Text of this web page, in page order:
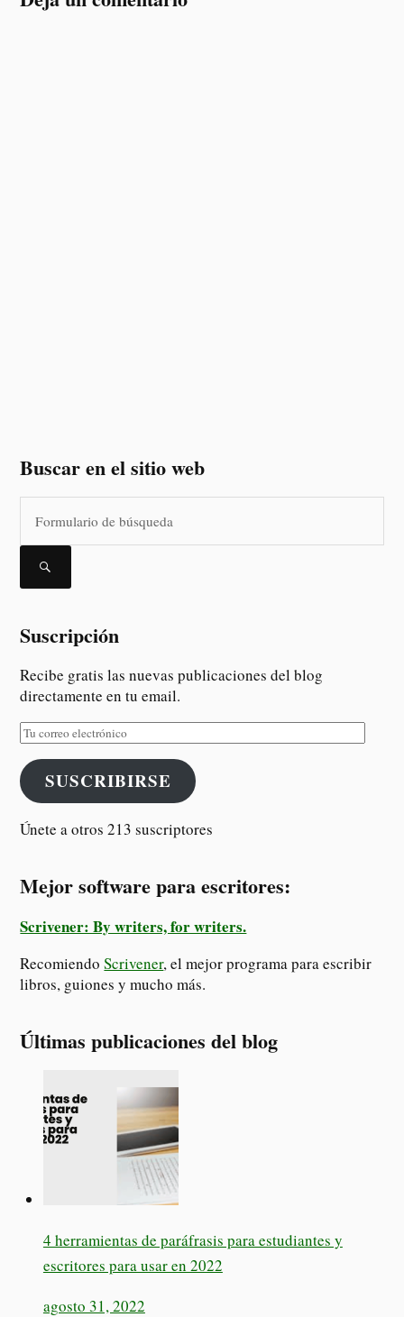
Buscar en el sitio web
Suscripción
Recibe gratis las nuevas publicaciones del blog
directamente en tu email.
SUSCRIBIRSE
Únete a otros 213 suscriptores
Mejor software para escritores:
Scrivener: By writers, for writers.
RecomiendoScrivener, el mejor programa para escribir
libros, guiones y mucho más.
Últimas publicaciones del blog
4 herramientas de paráfrasis para estudiantes y
escritores para usar en 2022
agosto 31, 2022